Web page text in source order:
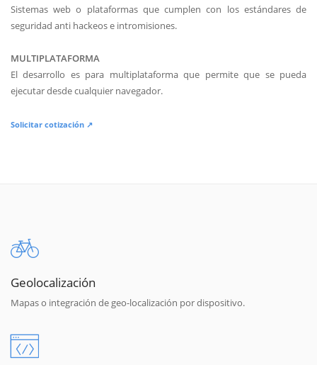
Sistemas web o plataformas que cumplen con los estándares de
seguridad anti hackeos e intromisiones.
MULTIPLATAFORMA
El desarrollo es para multiplataforma que permite que se pueda
ejecutar desde cualquier navegador.
Solicitar cotización ↗
Geolocalización
Mapas o integración de geo-localización por dispositivo.